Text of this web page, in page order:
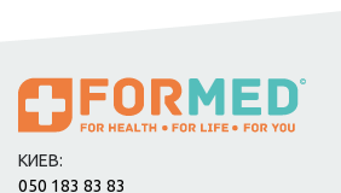
КИЕВ:
050 183 83 83